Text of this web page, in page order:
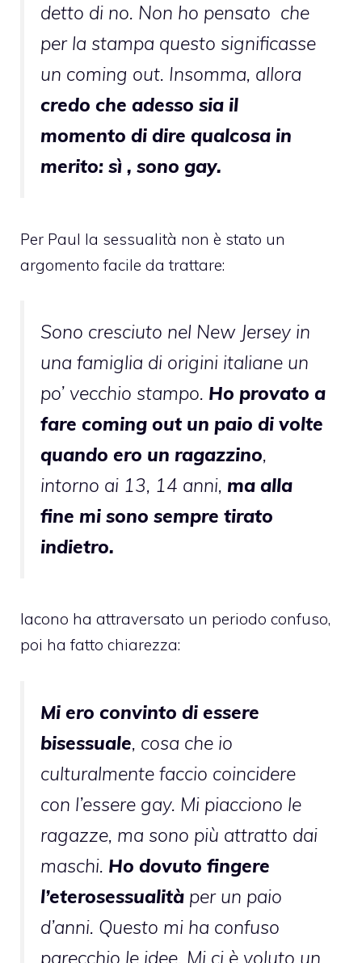
detto di no. Non ho pensato che
per la stampa questo significasse
un coming out. Insomma, allora
credo che adesso sia il
momento di dire qualcosa in
merito: sì , sono gay.
Per Paul la sessualità non è stato un
argomento facile da trattare:
Sono cresciuto nel New Jersey in
una famiglia di origini italiane un
po’ vecchio stampo. Ho provato a
fare coming out un paio di volte
quando ero un ragazzino,
intorno ai 13, 14 anni, ma alla
fine mi sono sempre tirato
indietro.
Iacono ha attraversato un periodo confuso,
poi ha fatto chiarezza:
Mi ero convinto di essere
bisessuale, cosa che io
culturalmente faccio coincidere
con l’essere gay. Mi piacciono le
ragazze, ma sono più attratto dai
maschi. Ho dovuto fingere
l’eterosessualità per un paio
d’anni. Questo mi ha confuso
parecchio le idee. Mi ci è voluto un